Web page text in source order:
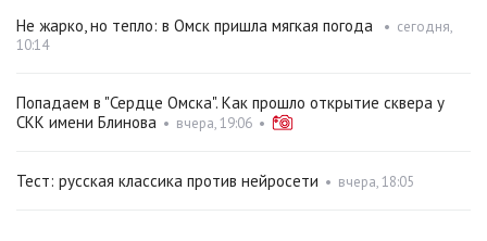
Не жарко, но тепло: в Омск пришла мягкая погода • сегодня,
10:14
Попадаем в "Сердце Омска". Как прошло открытие сквера у
СКК имени Блинова • вчера, 19:06 •
Тест: русская классика против нейросети • вчера, 18:05